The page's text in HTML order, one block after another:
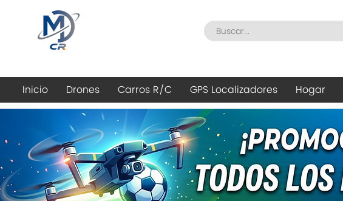
Inicio Drones Carros R/C GPS Localizadores Hogar